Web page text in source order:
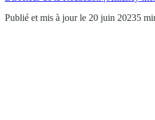
Publié et mis à jour le 20 juin 20235